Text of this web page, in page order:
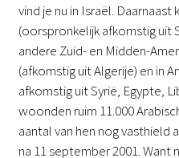
vind je nu in Israël. Daarnaast
(oorspronkelijk afkomstig uit
andere Zuid- en Midden-
(afkomstig uit Algerije) en in
afkomstig uit Syrië, Egypte,
woonden ruim 11.000
aantal van hen nog vasthield
na 11 september 2001. Want